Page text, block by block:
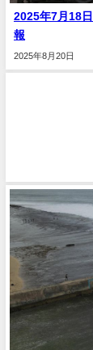
2025年7月18
報
2025年8月20日